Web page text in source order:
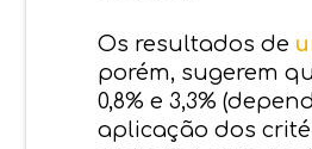
Os resultados de
porém, sugerem
0,8% e 3,3%
aplicação dos